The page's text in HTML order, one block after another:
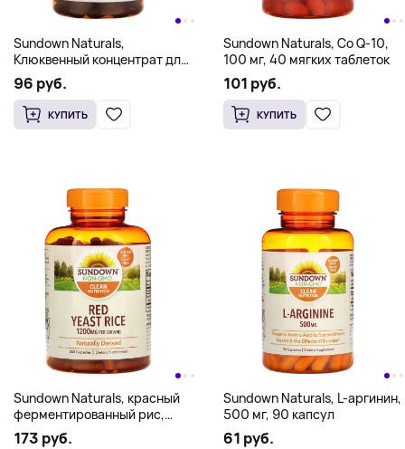
Sundown Naturals,
Клюквенный концентрат для
нее, 150 капсул
96 руб.
КУПИТЬ
Sundown Naturals, Co Q-10,
100 мг, 40 мягких таблеток
101 руб.
КУПИТЬ
Sundown Naturals, красный
ферментированный рис,
1200 мг, 240 капсул (600 мг
173 руб.
Sundown Naturals, L-аргинин,
500 мг, 90 капсул
61 руб.